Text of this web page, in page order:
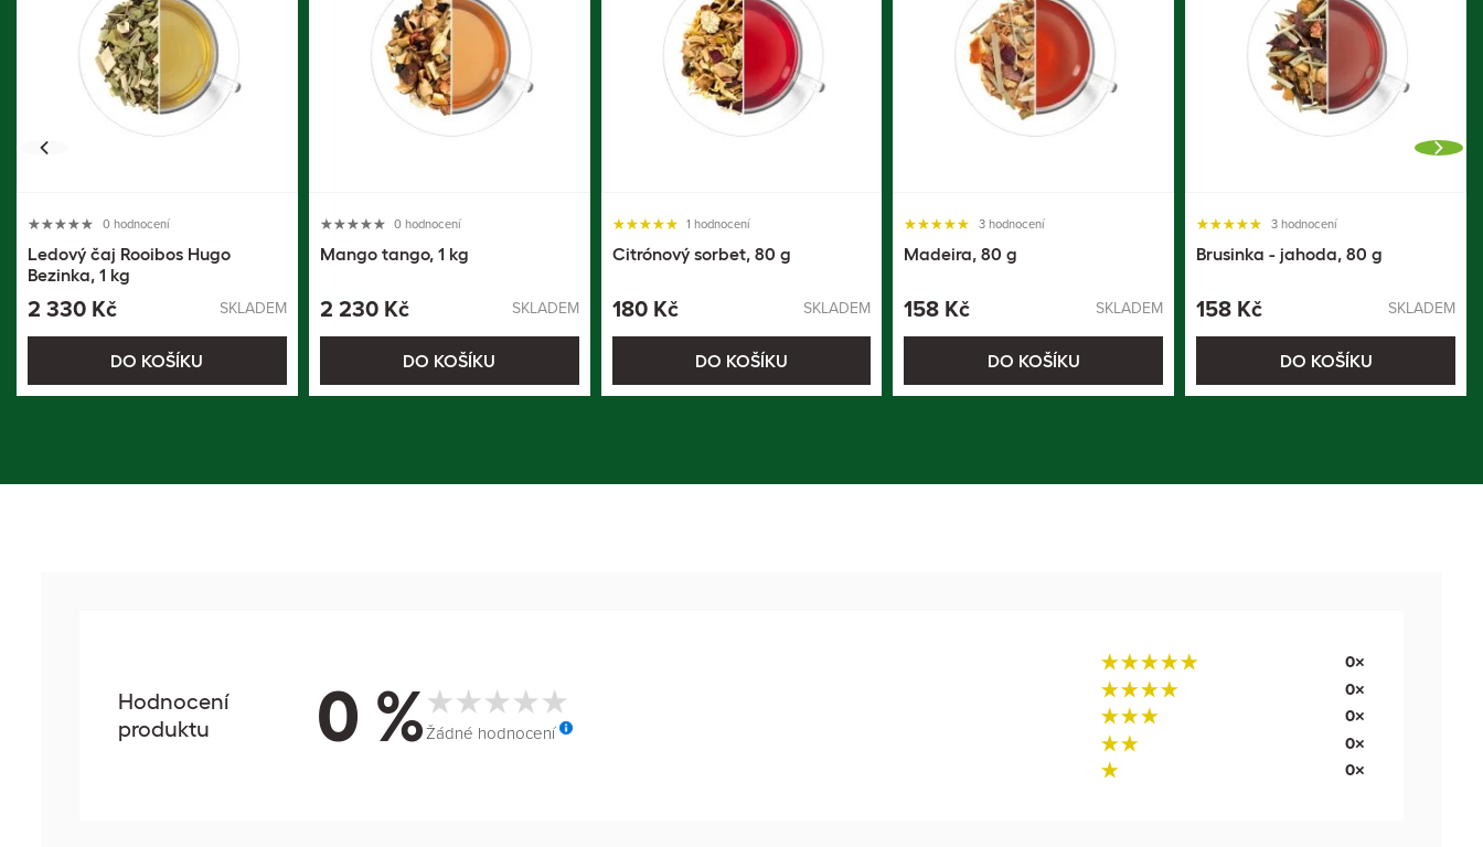
0 hodnocení
Ledový čaj Rooibos Hugo
Bezinka, 1 kg
2 330 Kč SKLADEM
DO KOŠÍKU
0 hodnocení
Mango tango, 1 kg
2 230 Kč SKLADEM
DO KOŠÍKU
1 hodnocení
Citrónový sorbet, 80 g
180 Kč SKLADEM
DO KOŠÍKU
3 hodnocení
Madeira, 80 g
158 Kč SKLADEM
DO KOŠÍKU
3 hodnocení
Brusinka - jahoda, 80 g
158 Kč SKLADEM
DO KOŠÍKU
Hodnocení
produktu
0 %Žádné hodnocení
0×
0×
0×
0×
0×